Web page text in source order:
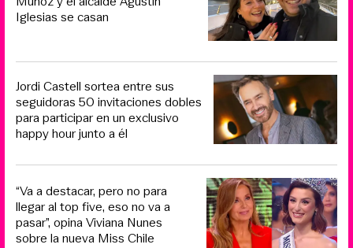
Iglesias se casan
Jordi Castell sortea entre sus
seguidoras 50 invitaciones dobles
para participar en un exclusivo
happy hour junto a él
“Va a destacar, pero no para
llegar al top five, eso no va a
pasar”, opina Viviana Nunes
sobre la nueva Miss Chile